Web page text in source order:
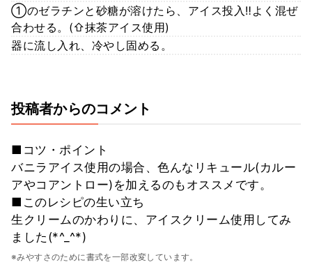
①のゼラチンと砂糖が溶けたら、アイス投入‼️よく混ぜ
合わせる。(⇧抹茶アイス使用)
器に流し入れ、冷やし固める。
投稿者からのコメント
■コツ・ポイント
バニラアイス使用の場合、色んなリキュール(カルー
アやコアントロー)を加えるのもオススメです。
■このレシピの生い立ち
生クリームのかわりに、アイスクリーム使用してみ
ました(*^_^*)
※みやすさのために書式を一部改変しています。